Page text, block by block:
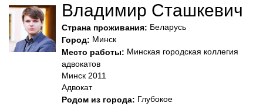
Владимир Сташкевич
Страна проживания: Беларусь
Город: Минск
Место работы: Минская городская коллегия
адвокатов
Минск 2011
Адвокат
Родом из города: Глубокое